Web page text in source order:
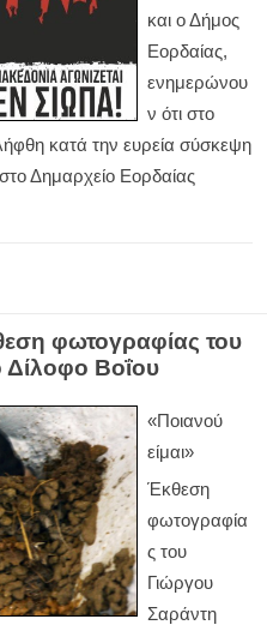
και ο Δήμος
Εορδαίας,
ενημερώνου
ν ότι στο
κατά την ευρεία σύσκεψη
Δημαρχείο Εορδαίας
φωτογραφίας του
Δίλοφο Βοΐου
«Ποιανού
είμαι»
Έκθεση
φωτογραφία
ς του
Γιώργου
Σαράντη